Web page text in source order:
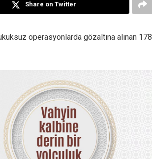
Share on Twitter
operasyonlarda gözaltına alınan 178